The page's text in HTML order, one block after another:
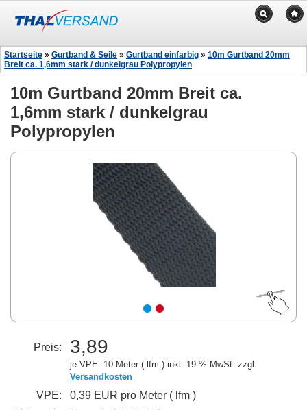
Startseite » Gurtband & Seile » Gurtband einfarbig » 10m Gurtband 20mm
Breit ca. 1,6mm stark / dunkelgrau Polypropylen
10m Gurtband 20mm Breit ca.
1,6mm stark / dunkelgrau
Polypropylen
Preis: 3,89
je VPE: 10 Meter ( lfm ) inkl. 19 % MwSt. zzgl.
Versandkosten
VPE:
0,39 EUR pro Meter ( lfm )